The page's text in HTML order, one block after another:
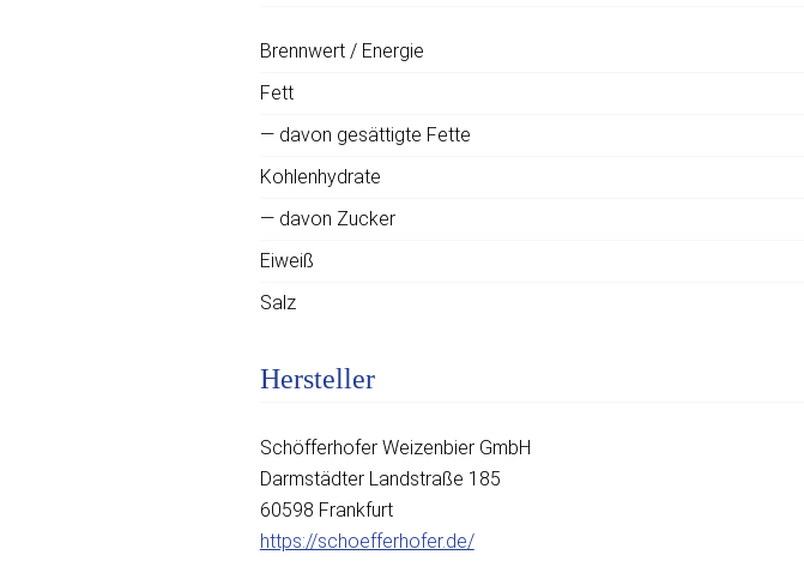
Brennwert / Energie
Fett
— davon gesättigte Fette
Kohlenhydrate
— davon Zucker
Eiweiß
Salz
Hersteller
Schöfferhofer Weizenbier GmbH
Darmstädter Landstraße 185
60598 Frankfurt
https://schoefferhofer.de/